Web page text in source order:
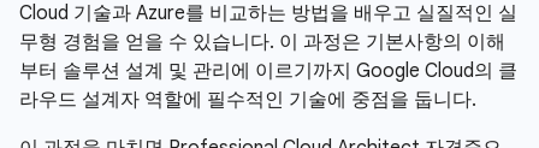
Cloud 기술과 Azure를 비교하는 방법을 배우고 실질적인 실
무형 경험을 얻을 수 있습니다. 이 과정은 기본사항의 이해
부터 솔루션 설계 및 관리에 이르기까지 Google Cloud의 클
라우드 설계자 역할에 필수적인 기술에 중점을 둡니다.